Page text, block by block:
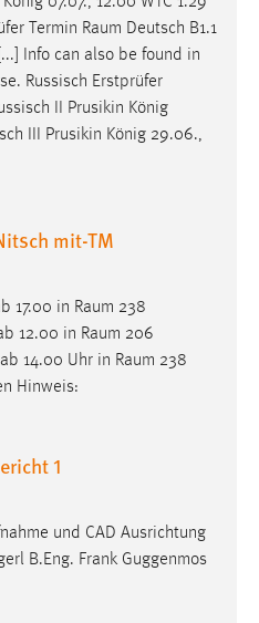
Termin Raum Deutsch B1.1
Info can also be found in
Russisch Erstprüfer
II Prusikin König
III Prusikin König 29.06.,
mit-TM
17.00 in Raum 238
12.00 in Raum 206
ab 14.00 Uhr in Raum 238
Hinweis:
1
und CAD Ausrichtung
B.Eng. Frank Guggenmos